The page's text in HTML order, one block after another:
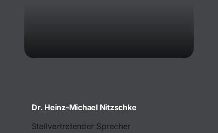
Dr. Heinz-Michael Nitzschke
Stellvertretender Sprecher